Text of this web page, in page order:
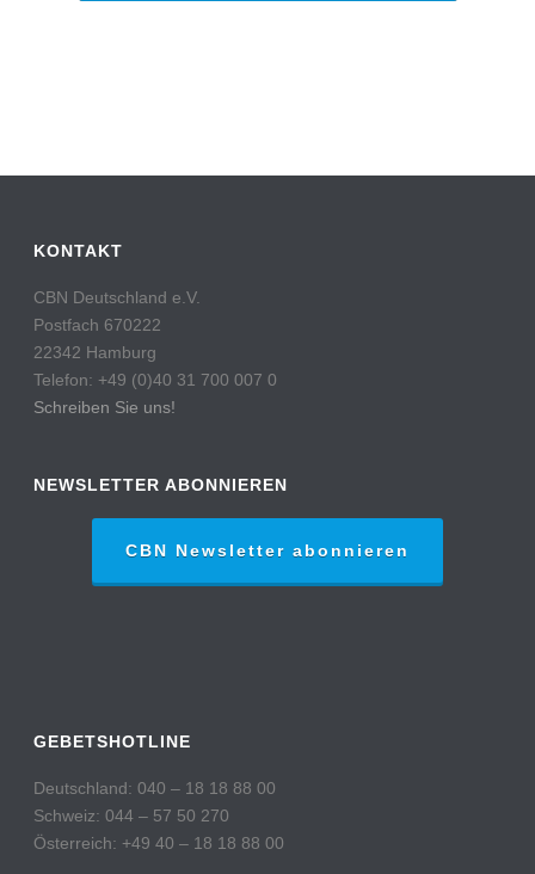
KONTAKT
CBN Deutschland e.V.
Postfach 670222
22342 Hamburg
Telefon: +49 (0)40 31 700 007 0
Schreiben Sie uns!
NEWSLETTER ABONNIEREN
CBN Newsletter abonnieren
GEBETSHOTLINE
Deutschland: 040 – 18 18 88 00
Schweiz: 044 – 57 50 270
Österreich: +49 40 – 18 18 88 00